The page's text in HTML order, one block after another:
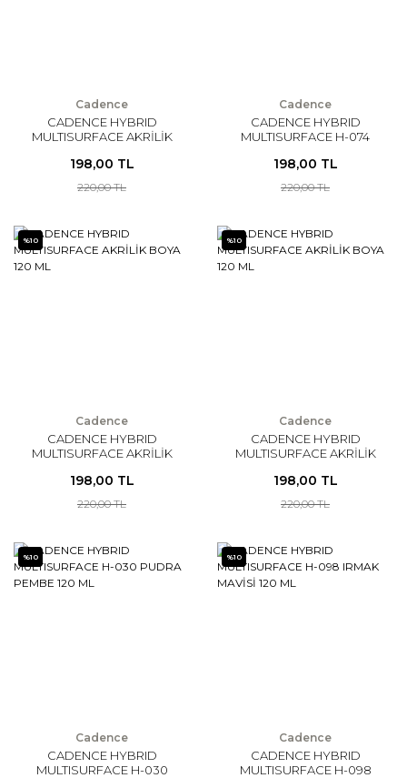
Cadence
CADENCE HYBRID
MULTISURFACE AKRİLİK
198,00 TL
220,00 TL
Cadence
CADENCE HYBRID
MULTISURFACE H-074
198,00 TL
220,00 TL
%10
Cadence
CADENCE HYBRID
MULTISURFACE AKRİLİK
198,00 TL
220,00 TL
%10
Cadence
CADENCE HYBRID
MULTISURFACE AKRİLİK
198,00 TL
220,00 TL
%10
Cadence
CADENCE HYBRID
MULTISURFACE H-030
%10
Cadence
CADENCE HYBRID
MULTISURFACE H-098